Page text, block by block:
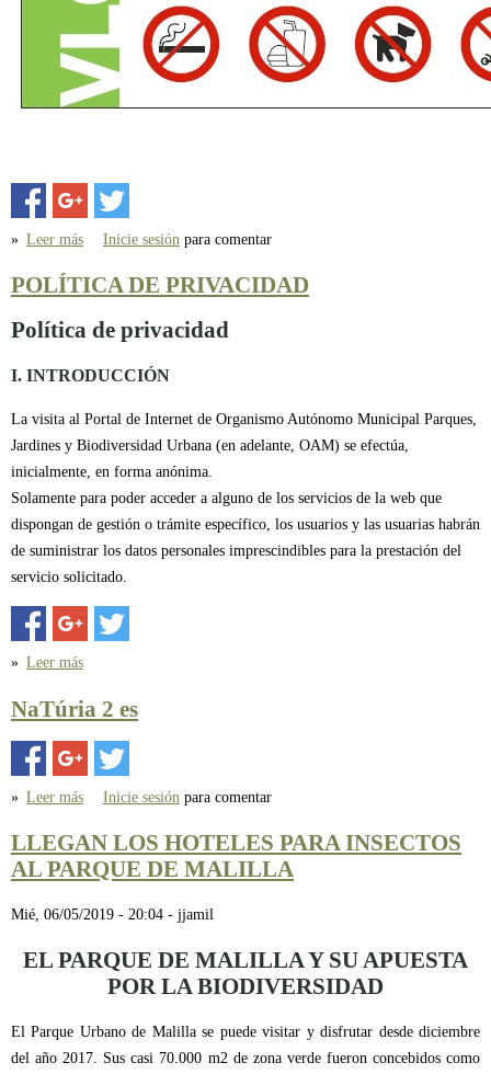
» Leer más sobre EL PARC GULLIVER TORNA A OBRIR LES SEUES
Inicie sesión para comentar
POLÍTICA DE PRIVACIDAD
Política de privacidad
I. INTRODUCCIÓN
La visita al Portal de Internet de Organismo Autónomo Municipal Parques,
Jardines y Biodiversidad Urbana (en adelante, OAM) se efectúa,
inicialmente, en forma anónima.
Solamente para poder acceder a alguno de los servicios de la web que
dispongan de gestión o trámite específico, los usuarios y las usuarias habrán
de suministrar los datos personales imprescindibles para la prestación del
servicio solicitado.
» Leer más
NaTúria 2 es
» Leer más sobre NaTúria 2 es
Inicie sesión para comentar
LLEGAN LOS HOTELES PARA INSECTOS
AL PARQUE DE MALILLA
Mié, 06/05/2019 - 20:04 - jjamil
EL PARQUE DE MALILLA Y SU APUESTA
POR LA BIODIVERSIDAD
El Parque Urbano de Malilla se puede visitar y disfrutar desde diciembre
del año 2017. Sus casi 70.000 m2 de zona verde fueron concebidos como